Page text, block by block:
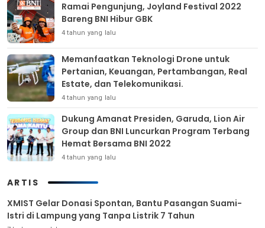
Ramai Pengunjung, Joyland Festival 2022
Bareng BNI Hibur GBK
4 tahun yang lalu
Memanfaatkan Teknologi Drone untuk
Pertanian, Keuangan, Pertambangan, Real
Estate, dan Telekomunikasi.
4 tahun yang lalu
Dukung Amanat Presiden, Garuda, Lion Air
Group dan BNI Luncurkan Program Terbang
Hemat Bersama BNI 2022
4 tahun yang lalu
ARTIS
XMIST Gelar Donasi Spontan, Bantu Pasangan Suami-
Istri di Lampung yang Tanpa Listrik 7 Tahun